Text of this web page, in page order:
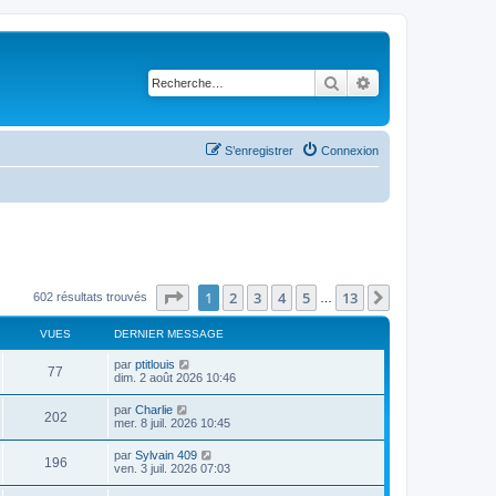
Rechercher
Connexion
S’enregistrer
602 résultats trouvés Page sur13
1 2 3 4 5 13
VUES DERNIER MESSAGE
77
u
s
D
e
i
e
r
m
e
s
par ptitlouis
dim. 2 août 2026 10:46
202V
u
D
e
i
e
r
par Charlie
mer. 8 juil. 2026 10:45
196V
u
D
e
par Sylvain 409
ven. 3 juil. 2026 07:03